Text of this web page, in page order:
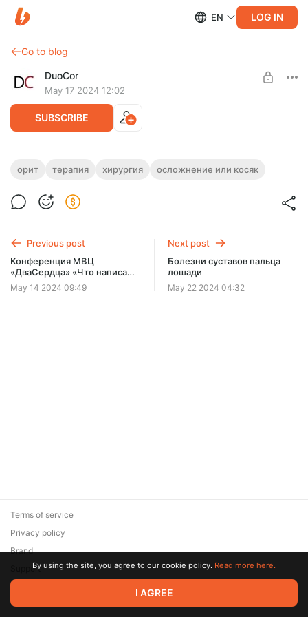
EN LOG IN
Go to blog
DuoCor
May 17 2024 12:02
SUBSCRIBE
Ошибки при лечении травм от укусов
Вебинар с Алёной Громовой + Сертификат
орит терапия хирургия осложнение или косяк
Previous post
Конференция МВЦ
«ДваСердца» «Что написано
мелким шрифтом. Важное в
комментариях!»
May 14 2024 09:49
Next post
Болезни суставов пальца
лошади
May 22 2024 04:32
© 2026 Zaya Solutions Limited. All rights reserved. All trademarks
are the property of their respective owners.
Terms of service
Privacy policy
Brand
SupportBy using the site, you agree to our cookie policy. Read more here.
I AGREE